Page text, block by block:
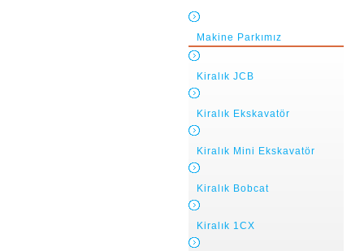
Makine Parkımız
Kiralık JCB
Kiralık Ekskavatör
Kiralık Mini Ekskavatör
Kiralık Bobcat
Kiralık 1CX